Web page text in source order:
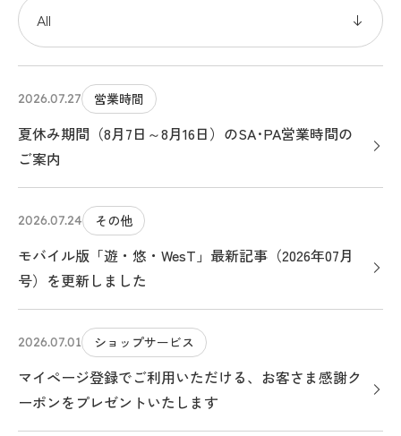
2026.07.27 営業時間
夏休み期間（8月7日～8月16日）のSA･PA営業時間の
ご案内
2026.07.24 その他
モバイル版「遊・悠・WesT」最新記事（2026年07月
号）を更新しました
2026.07.01 ショップサービス
マイページ登録でご利用いただける、お客さま感謝ク
ーポンをプレゼントいたします